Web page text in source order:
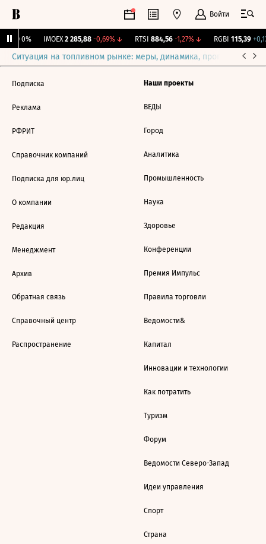
Войти
0% IMOEX 2 285,88 -0,69%↓ RTSI 884,56 -1,27%↓ RGBI 115,39
Ситуация на топливном рынке: меры, динамика, прогнозы
Подписка
Реклама
РФРИТ
Справочник компаний
Подписка для юр.лиц
О компании
Редакция
Менеджмент
Архив
Обратная связь
Справочный центр
Распространение
Наши проекты
ВЕДЫ
Город
Аналитика
Промышленность
Наука
Здоровье
Конференции
Премия Импульс
Правила торговли
Ведомости&
Капитал
Инновации и технологии
Как потратить
Туризм
Форум
Ведомости Северо-Запад
Идеи управления
Спорт
Страна